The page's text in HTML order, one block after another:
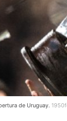
de Uruguay.